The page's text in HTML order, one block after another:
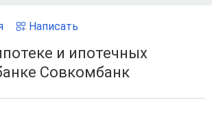
Написать
и ипотечных
Совкомбанк